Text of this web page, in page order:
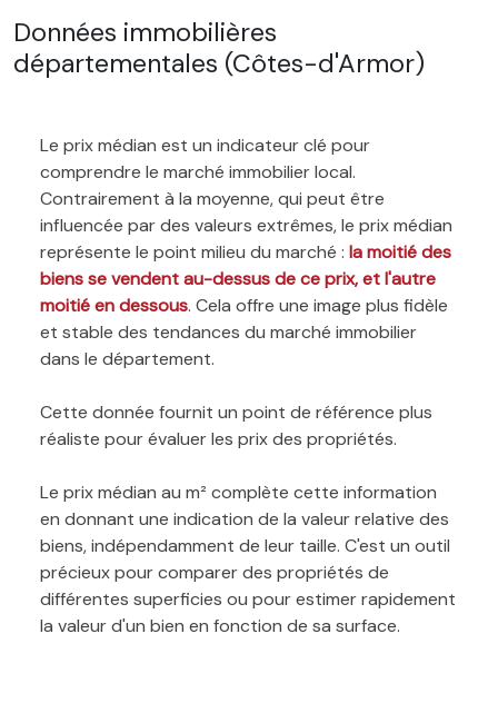
Données immobilières
départementales (Côtes-d'Armor)
Le prix médian est un indicateur clé pour
comprendre le marché immobilier local.
Contrairement à la moyenne, qui peut être
influencée par des valeurs extrêmes, le prix médian
représente le point milieu du marché : la moitié des
biens se vendent au-dessus de ce prix, et l'autre
moitié en dessous. Cela offre une image plus fidèle
et stable des tendances du marché immobilier
dans le département.
Cette donnée fournit un point de référence plus
réaliste pour évaluer les prix des propriétés.
Le prix médian au m² complète cette information
en donnant une indication de la valeur relative des
biens, indépendamment de leur taille. C'est un outil
précieux pour comparer des propriétés de
différentes superficies ou pour estimer rapidement
la valeur d'un bien en fonction de sa surface.